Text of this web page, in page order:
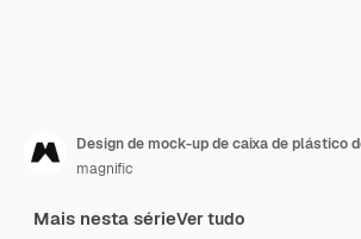
magnific
Mais nesta sérieVer tudo